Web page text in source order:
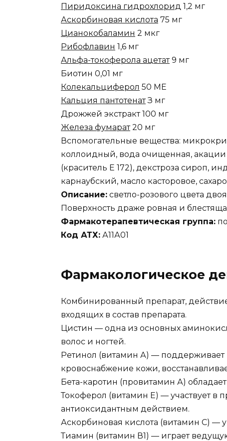
Пиридоксина гидрохлорид 1,2 мг
Аскорбиновая кислота 75 мг
Цианокобаламин 2 мкг
Рибофлавин 1,6 мг
Альфа-токоферола ацетат9 мг
Биотин 0,01 мг
Колекальциферол 50 МЕ
Кальция пантотенатЗ мг
Дрожжей экстракт 100 мг
Железа фумарат20 мг
Вспомогательные вещества:
коллоидный, вода очищенная,
(краситель Е 172), декстроза сироп,
карнаубский, масло касторовое,
Описание: светло-розового цвета
Поверхность драже ровная и
Фармакотерапевтическая группа:
Код АТХ: А11А01
Фармакологическое
Комбинированный препарат,
входящих в состав препарата.
Цистин — одна из основных
волос и ногтей.
Ретинол (витамин А) — поддерживает
кровоснабжение кожи,
Бета-каротин (провитамин А)
Токоферол (витамин Е) — участвует в
антиоксидантным действием.
Аскорбиновая кислота (витамин С) —
Тиамин (витамин В1) — играет